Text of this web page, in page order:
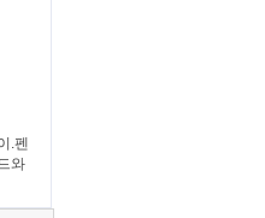
.펜
와